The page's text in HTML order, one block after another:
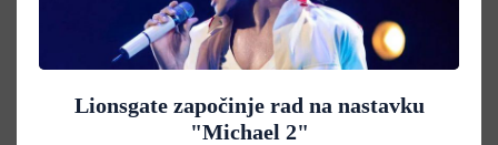
Lionsgate započinje rad na nastavku
"Michael 2"